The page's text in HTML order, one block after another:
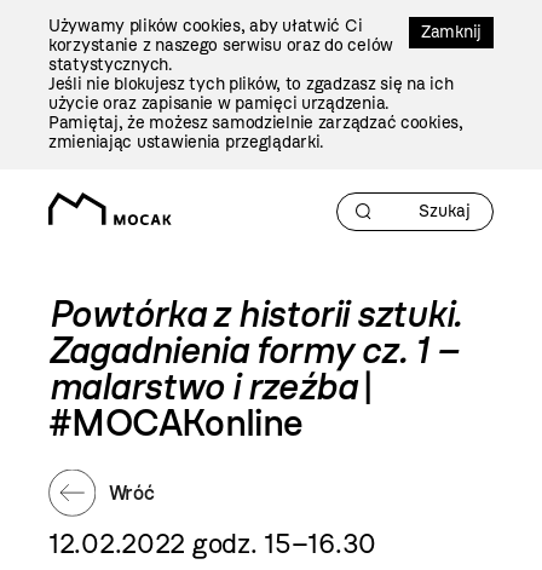
Zamknij
Używamy plików cookies, aby ułatwić Ci
korzystanie z naszego serwisu oraz do celów
statystycznych.
Jeśli nie blokujesz tych plików, to zgadzasz się na ich
użycie oraz zapisanie w pamięci urządzenia.
Pamiętaj, że możesz samodzielnie zarządzać cookies,
zmieniając ustawienia przeglądarki.
Powtórka z historii sztuki.
Zagadnienia formy cz. 1 –
malarstwo i rzeźba|
#MOCAKonline
Wróć
12.02.2022 godz. 15–16.30